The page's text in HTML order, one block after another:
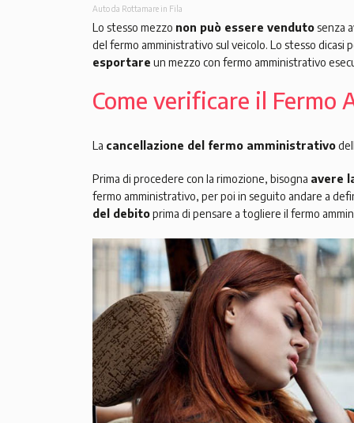
Auto da Rottamare in Fila
Lo stesso mezzo non può essere vendutosenza
del fermo amministrativo sul veicolo. Lo stesso dicasi
esportare un mezzo con fermo amministrativo
Come verificare il Fermo
La cancellazione del fermo amministrativo
Prima di procedere con la rimozione, bisogna avere
fermo amministrativo, per poi in seguito andare a
del debitoprima di pensare a togliere il fermo